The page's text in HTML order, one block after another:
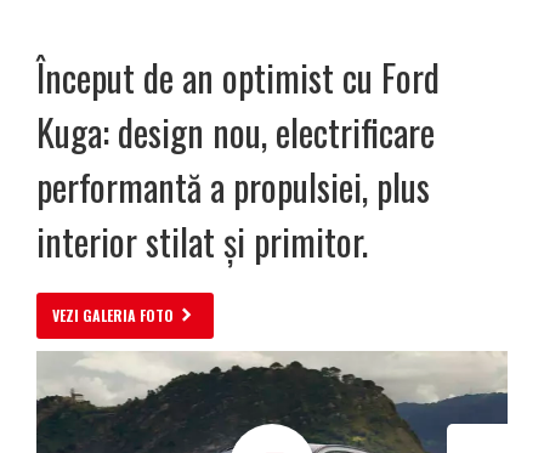
Început de an optimist cu Ford
Kuga: design nou, electrificare
performantă a propulsiei, plus
interior stilat și primitor.
VEZI GALERIA FOTO